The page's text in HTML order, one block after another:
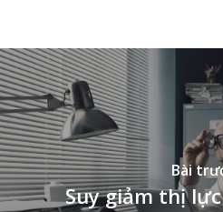
Bài
Suy giảm thị